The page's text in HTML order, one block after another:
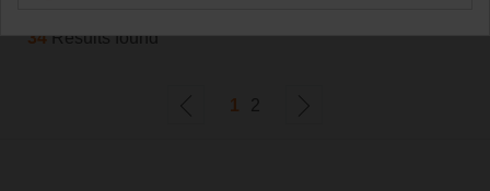
34Results found
1 2